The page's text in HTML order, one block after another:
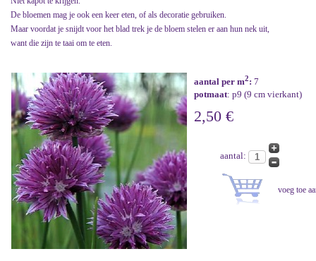
De bloemen mag je ook een keer eten, of als decoratie gebruiken.
Maar voordat je snijdt voor het blad trek je de bloem stelen er aan hun nek uit,
want die zijn te taai om te eten.
aantal per m2: 7
potmaat: p9 (9 cm vierkant)
2,50 €
aantal: